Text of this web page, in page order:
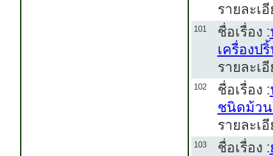
รายละเ
101 ชื่อเรื่อง :
เครื่องป
รายละเ
102 ชื่อเรื่อง :
ชนิดม้วน
รายละเ
103 ชื่อเรื่อง :